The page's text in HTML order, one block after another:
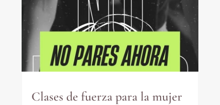
Clases de fuerza para la mujer